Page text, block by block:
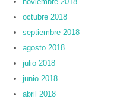
octubre 2018
septiembre 2018
agosto 2018
julio 2018
junio 2018
abril 2018